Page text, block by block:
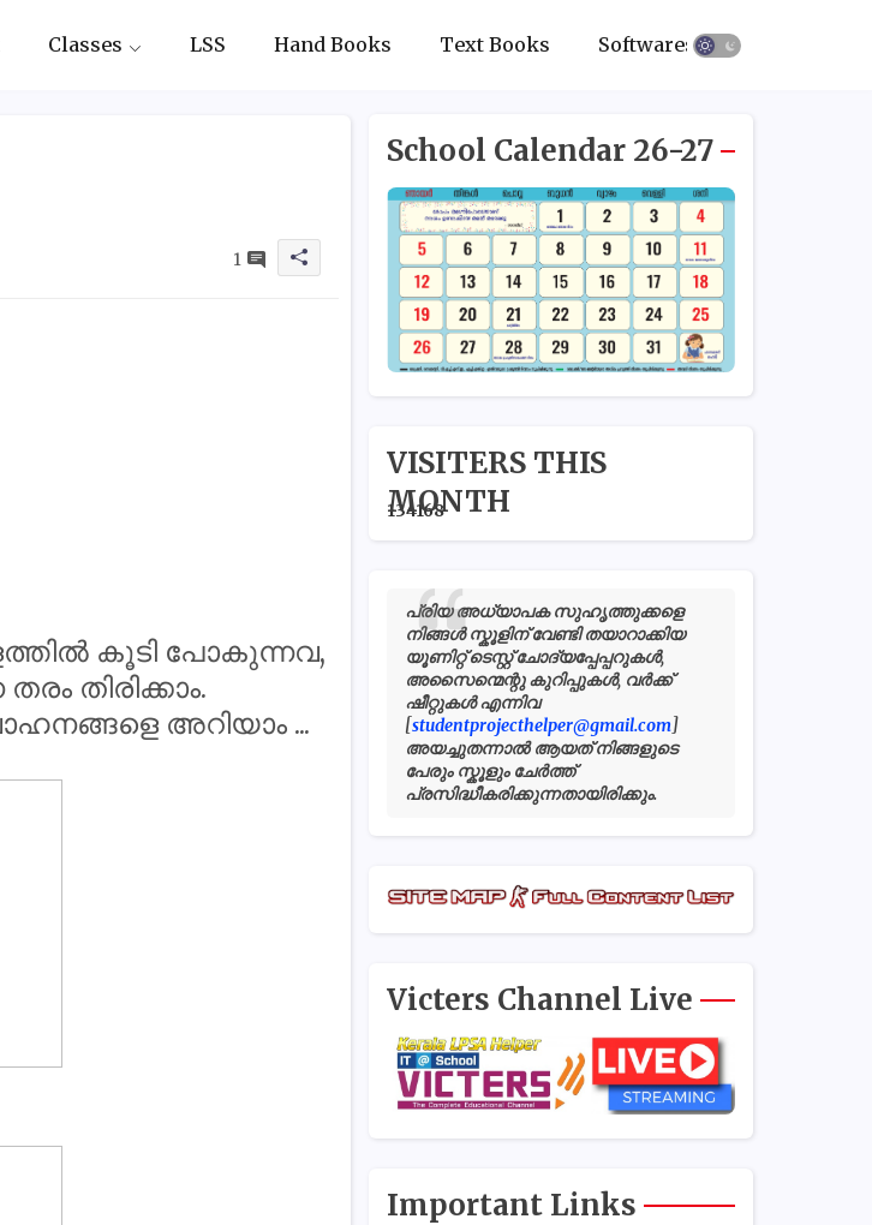
Classes LSS Hand Books Text Books Softwares
1
കൂടി പോകുന്നവ,
തിരിക്കാം.
അറിയാം ...
School Calendar 26-27
VISITERS THIS
MONTH
134168
പ്രിയ അധ്യാപക സുഹൃത്തുക്കളെ
നിങ്ങൾ സ്കൂളിന് വേണ്ടി തയാറാക്കിയ
യൂണിറ്റ് ടെസ്റ്റ് ചോദ്യപ്പേപ്പറുകൾ,
അസൈന്മെന്റു കുറിപ്പുകൾ, വർക്ക്
ഷീറ്റുകൾ എന്നിവ
[studentprojecthelper@gmail.com]
അയച്ചുതന്നാൽ ആയത് നിങ്ങളുടെ
പേരും സ്കൂളും ചേർത്ത്
പ്രസിദ്ധീകരിക്കുന്നതായിരിക്കും.
Victers Channel Live
Important Links